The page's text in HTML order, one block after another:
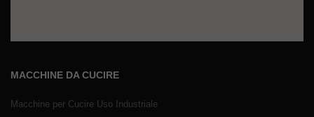
MACCHINE DA CUCIRE
Macchine per Cucire Uso Industriale